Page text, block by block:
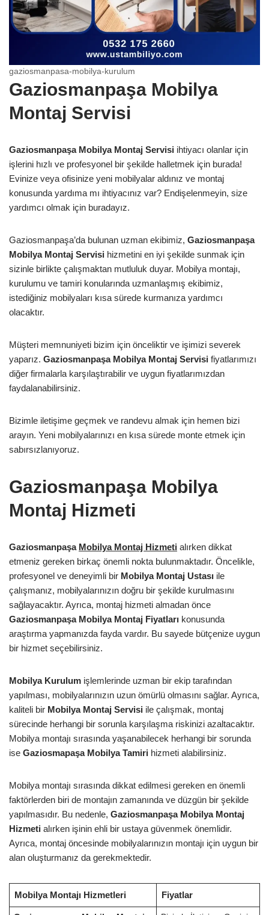
gaziosmanpasa-mobilya-kurulum
Gaziosmanpaşa Mobilya
Montaj Servisi
Gaziosmanpaşa Mobilya Montaj Servisi ihtiyacı olanlar için
işlerini hızlı ve profesyonel bir şekilde halletmek için burada!
Evinize veya ofisinize yeni mobilyalar aldınız ve montaj
konusunda yardıma mı ihtiyacınız var? Endişelenmeyin, size
yardımcı olmak için buradayız.
Gaziosmanpaşa’da bulunan uzman ekibimiz, Gaziosmanpaşa
Mobilya Montaj Servisi hizmetini en iyi şekilde sunmak için
sizinle birlikte çalışmaktan mutluluk duyar. Mobilya montajı,
kurulumu ve tamiri konularında uzmanlaşmış ekibimiz,
istediğiniz mobilyaları kısa sürede kurmanıza yardımcı
olacaktır.
Müşteri memnuniyeti bizim için önceliktir ve işimizi severek
yaparız. Gaziosmanpaşa Mobilya Montaj Servisi fiyatlarımızı
diğer firmalarla karşılaştırabilir ve uygun fiyatlarımızdan
faydalanabilirsiniz.
Bizimle iletişime geçmek ve randevu almak için hemen bizi
arayın. Yeni mobilyalarınızı en kısa sürede monte etmek için
sabırsızlanıyoruz.
Gaziosmanpaşa Mobilya
Montaj Hizmeti
Gaziosmanpaşa Mobilya Montaj Hizmeti alırken dikkat
etmeniz gereken birkaç önemli nokta bulunmaktadır. Öncelikle,
profesyonel ve deneyimli bir Mobilya Montaj Ustası ile
çalışmanız, mobilyalarınızın doğru bir şekilde kurulmasını
sağlayacaktır. Ayrıca, montaj hizmeti almadan önce
Gaziosmanpaşa Mobilya Montaj Fiyatları konusunda
araştırma yapmanızda fayda vardır. Bu sayede bütçenize uygun
bir hizmet seçebilirsiniz.
Mobilya Kurulum işlemlerinde uzman bir ekip tarafından
yapılması, mobilyalarınızın uzun ömürlü olmasını sağlar. Ayrıca,
kaliteli bir Mobilya Montaj Servisi ile çalışmak, montaj
sürecinde herhangi bir sorunla karşılaşma riskinizi azaltacaktır.
Mobilya montajı sırasında yaşanabilecek herhangi bir sorunda
ise Gaziosmapaşa Mobilya Tamiri hizmeti alabilirsiniz.
Mobilya montajı sırasında dikkat edilmesi gereken en önemli
faktörlerden biri de montajın zamanında ve düzgün bir şekilde
yapılmasıdır. Bu nedenle, Gaziosmanpaşa Mobilya Montaj
Hizmeti alırken işinin ehli bir ustaya güvenmek önemlidir.
Ayrıca, montaj öncesinde mobilyalarınızın montajı için uygun bir
alan oluşturmanız da gerekmektedir.
Mobilya Montajı Hizmetleri Fiyatlar